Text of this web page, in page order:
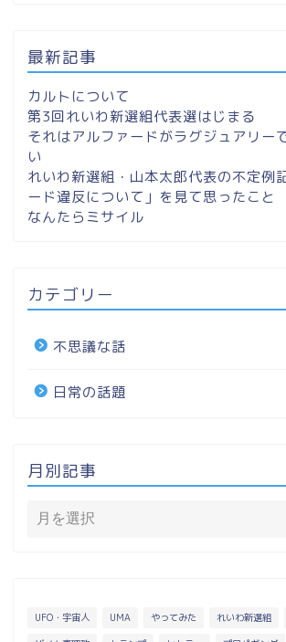
最新記事
カルトについて
第3回れいわ新選組代表選はじまる
それはアルファードがラグジュアリー
い
れいわ新選組・山本太郎代表の不定例
ード違反について」を見て思ったこと
なんたらミサイル
カテゴリー
不思議な話
日常の話題
月別記事
UFO・宇宙人 UMA やってみた れいわ新選組